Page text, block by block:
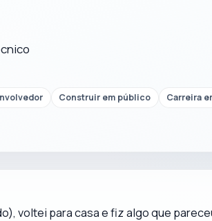
Construir em público
Carreira
voltei para casa e fiz algo que